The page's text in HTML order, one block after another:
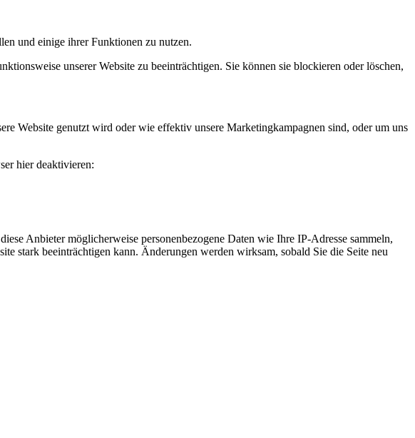
und einige ihrer Funktionen zu nutzen.
unserer Website zu beeinträchtigen. Sie können sie blockieren oder löschen,
Website genutzt wird oder wie effektiv unsere Marketingkampagnen sind, oder um uns
hier deaktivieren:
Anbieter möglicherweise personenbezogene Daten wie Ihre IP-Adresse sammeln,
stark beeinträchtigen kann. Änderungen werden wirksam, sobald Sie die Seite neu